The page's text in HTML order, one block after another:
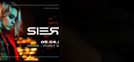
2023